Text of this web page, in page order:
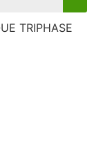
TRIPHASE